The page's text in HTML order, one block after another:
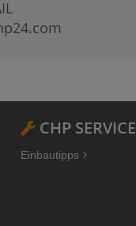
CHP SERVICE
Einbautipps